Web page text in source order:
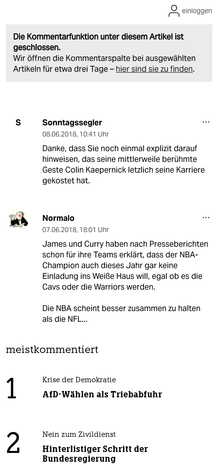
Die Kommentarfunktion unter diesem Artikel ist
geschlossen.
Wir öffnen die Kommentarspalte bei ausgewählten
Artikeln für etwa drei Tage – hier sind sie zu finden.
einloggen
S Sonntagssegler
08.06.2018, 10:41 Uhr
Danke, dass Sie noch einmal explizit darauf
hinweisen, das seine mittlerweile berühmte
Geste Colin Kaepernick letzlich seine Karriere
gekostet hat.
Normalo
07.06.2018, 18:01 Uhr
James und Curry haben nach Presseberichten
schon für ihre Teams erklärt, dass der NBA-
Champion auch dieses Jahr gar keine
Einladung ins Weiße Haus will, egal ob es die
Cavs oder die Warriors werden.
Die NBA scheint besser zusammen zu halten
als die NFL...
meistkommentiert
1 Krise der Demokratie
AfD-Wählen als Triebabfuhr
2 Nein zum Zivildienst
Hinterlistiger Schritt der
Bundesregierung